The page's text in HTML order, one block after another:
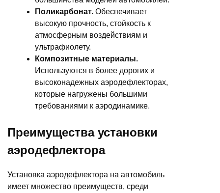
Поликарбонат. Обеспечивает
высокую прочность, стойкость к
атмосферным воздействиям и
ультрафиолету.
Композитные материалы.
Используются в более дорогих и
высоконадежных аэродефлекторах,
которые нагружены большими
требованиями к аэродинамике.
Преимущества установки
аэродефлектора
Установка аэродефлектора на автомобиль
имеет множество преимуществ, среди